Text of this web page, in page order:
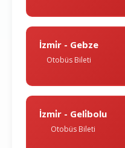
İzmi̇r - Gebze
Otobüs Bileti
İzmi̇r - Geli̇bolu
Otobüs Bileti